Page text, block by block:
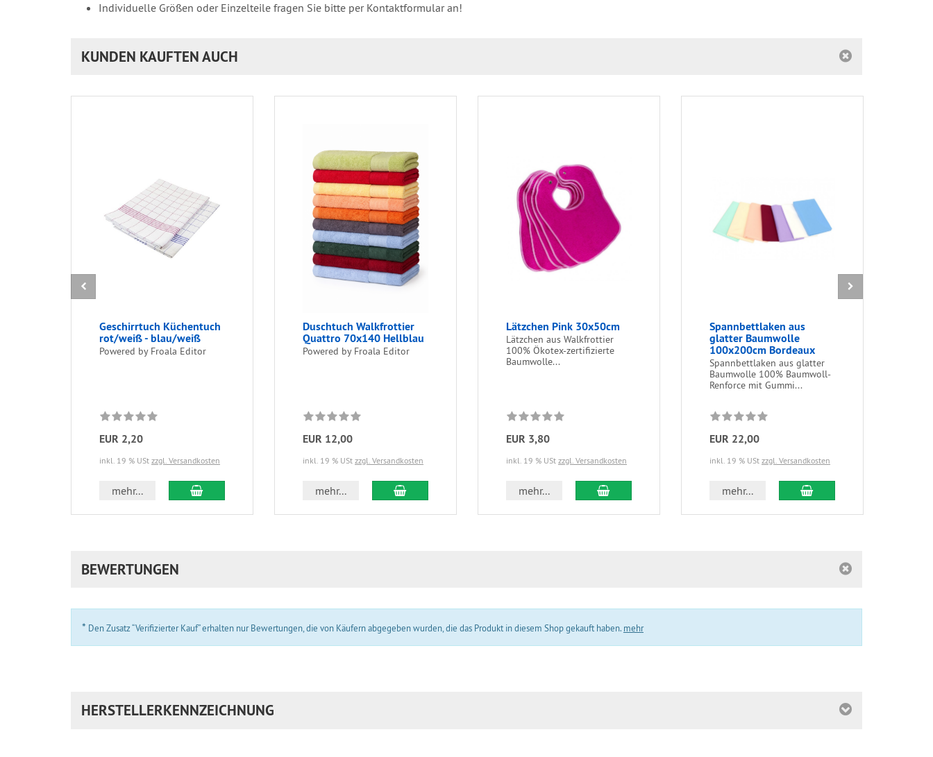
Individuelle Größen oder Einzelteile fragen Sie bitte per Kontaktformular an!
KUNDEN KAUFTEN AUCH
Geschirrtuch Küchentuch
rot/weiß - blau/weiß
Powered by Froala Editor
EUR 2,20
inkl. 19 % USt zzgl. Versandkosten
mehr... In den Warenkorb
Duschtuch Walkfrottier
Quattro 70x140 Hellblau
Powered by Froala Editor
EUR 12,00
inkl. 19 % USt zzgl. Versandkosten
mehr... In den Warenkorb
Lätzchen Pink 30x50cm
Lätzchen aus Walkfrottier
100% Ökotex-zertifizierte
Baumwolle...
EUR 3,80
inkl. 19 % USt zzgl. Versandkosten
mehr... In den Warenkorb
Spannbettlaken aus
glatter Baumwolle
100x200cm Bordeaux
Spannbettlaken aus glatter
Baumwolle 100% Baumwoll-
Renforce mit Gummi...
EUR 22,00
inkl. 19 % USt zzgl. Versandkosten
mehr... In den Warenkorb
BEWERTUNGEN
* Den Zusatz “Verifizierter Kauf” erhalten nur Bewertungen, die von Käufern abgegeben wurden, die das Produkt in diesem Shop gekauft haben. mehr
HERSTELLERKENNZEICHNUNG